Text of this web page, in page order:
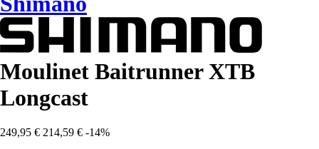
Moulinet Baitrunner XTB
Longcast
249,95 € 214,59 € -14%